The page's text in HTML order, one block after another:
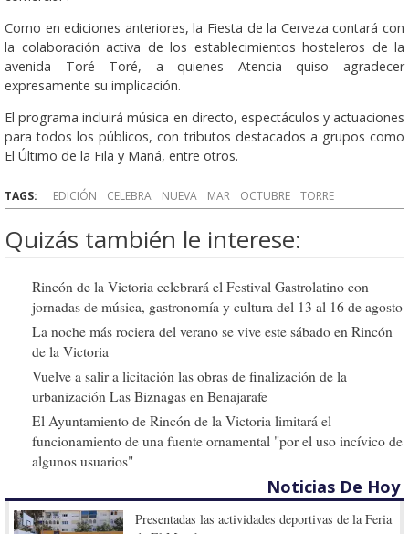
Como en ediciones anteriores, la Fiesta de la Cerveza contará con
la colaboración activa de los establecimientos hosteleros de la
avenida Toré Toré, a quienes Atencia quiso agradecer
expresamente su implicación.
El programa incluirá música en directo, espectáculos y actuaciones
para todos los públicos, con tributos destacados a grupos como
El Último de la Fila y Maná, entre otros.
TAGS: EDICIÓN CELEBRA NUEVA MAR OCTUBRE TORRE
Quizás también le interese:
Rincón de la Victoria celebrará el Festival Gastrolatino con
jornadas de música, gastronomía y cultura del 13 al 16 de agosto
La noche más rociera del verano se vive este sábado en Rincón
de la Victoria
Vuelve a salir a licitación las obras de finalización de la
urbanización Las Biznagas en Benajarafe
El Ayuntamiento de Rincón de la Victoria limitará el
funcionamiento de una fuente ornamental "por el uso incívico de
algunos usuarios"
Noticias De Hoy
Presentadas las actividades deportivas de la Feria